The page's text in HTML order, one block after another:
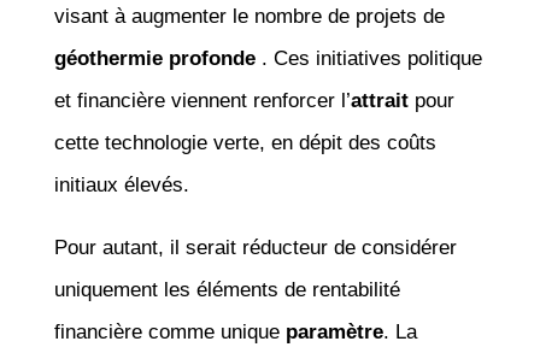
visant à augmenter le nombre de projets de
géothermie profonde . Ces initiatives politique
et financière viennent renforcer l’attraitpour
cette technologie verte, en dépit des coûts
initiaux élevés.
Pour autant, il serait réducteur de considérer
uniquement les éléments de rentabilité
financière comme unique paramètre. La